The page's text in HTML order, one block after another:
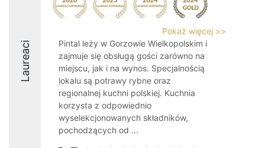
Laureaci
Pokaż więcej >>
Pintal leży w Gorzowie Wielkopolskim i
zajmuje się obsługą gości zarówno na
miejscu, jak i na wynos. Specjalnością
lokalu są potrawy rybne oraz
regionalnej kuchni polskiej. Kuchnia
korzysta z odpowiednio
wyselekcjonowanych składników,
pochodzących od ...